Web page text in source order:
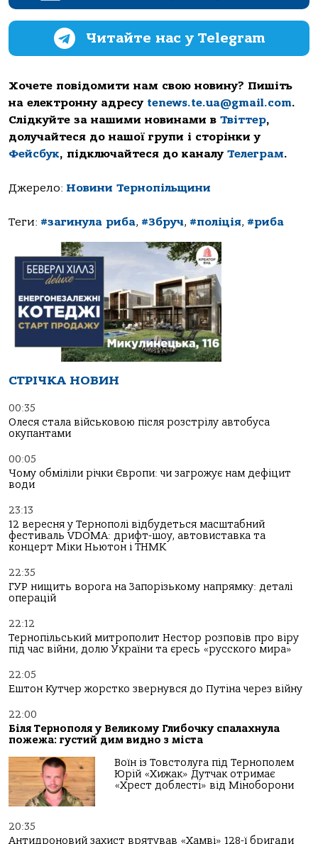
Читайте нас у Telegram
Хочете повідомити нам свою новину? Пишіть
на електронну адресу tenews.te.ua@gmail.com.
Слідкуйте за нашими новинами в Твіттер,
долучайтеся до нашої групи і сторінки у
Фейсбук, підключайтеся до каналу Телеграм.
Джерело: Новини Тернопільщини
Теги: #загинула риба, #Збруч, #поліція, #риба
СТРІЧКА НОВИН
00:35
Олеся стала військовою після розстрілу автобуса
окупантами
00:05
Чому обміліли річки Європи: чи загрожує нам дефіцит
води
23:13
12 вересня у Тернополі відбудеться масштабний
фестиваль VDOMA: дрифт-шоу, автовиставка та
концерт Міки Ньютон і ТНМК
22:35
ГУР нищить ворога на Запорізькому напрямку: деталі
операцій
22:12
Тернопільський митрополит Нестор розповів про віру
під час війни, долю України та єресь «русского мира»
22:05
Ештон Кутчер жорстко звернувся до Путіна через війну
22:00
Біля Тернополя у Великому Глибочку спалахнула
пожежа: густий дим видно з міста
Воїн із Товстолуга під Тернополем
Юрій «Хижак» Дутчак отримає
«Хрест доблесті» від Міноборони
20:35
Антидроновий захист врятував «Хамві» 128-ї бригади